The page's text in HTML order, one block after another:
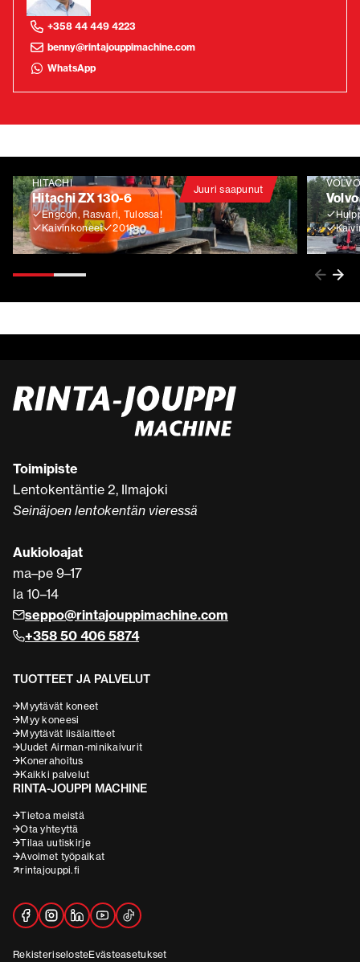
+358 44 449 4223
benny@rintajouppimachine.com
WhatsApp
Juuri saapunut
HITACHI
Hitachi ZX 130-6
Engcon, Rasvari, Tulossa!
Kaivinkoneet
2019
VOLVO
Volvo
Toimipiste
Lentokentäntie 2, Ilmajoki
Seinäjoen lentokentän vieressä
Aukioloajat
ma–pe 9–17
la 10–14
seppo@rintajouppimachine.com
+358 50 406 5874
TUOTTEET JA PALVELUT
Myytävät koneet
Myy koneesi
Myytävät lisälaitteet
Uudet Airman-minikaivurit
Konerahoitus
Kaikki palvelut
RINTA-JOUPPI MACHINE
Tietoa meistä
Ota yhteyttä
Tilaa uutiskirje
Avoimet työpaikat
rintajouppi.fi
RekisteriselosteEvästeasetukset